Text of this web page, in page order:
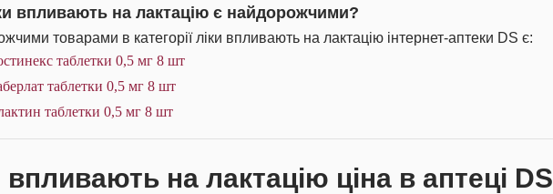
впливають на лактацію є найдорожчими?
товарами в категорії ліки впливають на лактацію інтернет-аптеки DS є:
таблетки 0,5 мг 8 шт
таблетки 0,5 мг 8 шт
таблетки 0,5 мг 8 шт
впливають на лактацію ціна в аптеці DS